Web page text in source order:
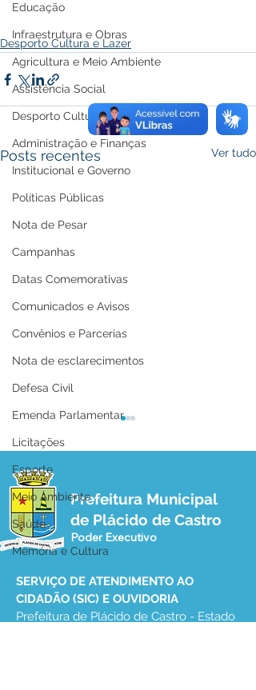
Educação
Infraestrutura e Obras
Agricultura e Meio Ambiente
Assistência Social
Desporto Cultura e Lazer
Administração e Finanças
Institucional e Governo
Políticas Públicas
Nota de Pesar
Campanhas
Datas Comemorativas
Comunicados e Avisos
Convênios e Parcerias
Nota de esclarecimentos
Defesa Civil
Emenda Parlamentar
Licitações
Esporte
Meio Ambiente
Saúde
Memória e Cultura
Desporto Cultura e Lazer
Posts recentes Ver tudo
“Show de Calouros, A
abre inscrições e
promete revelar novos
talentos musicais em
Prefeitura Municipal
de Plácido de Castro
Poder Executivo
SERVIÇO DE ATENDIMENTO AO
CIDADÃO (SIC) E OUVIDORIA
Prefeitura de Plácido de Castro - Estado